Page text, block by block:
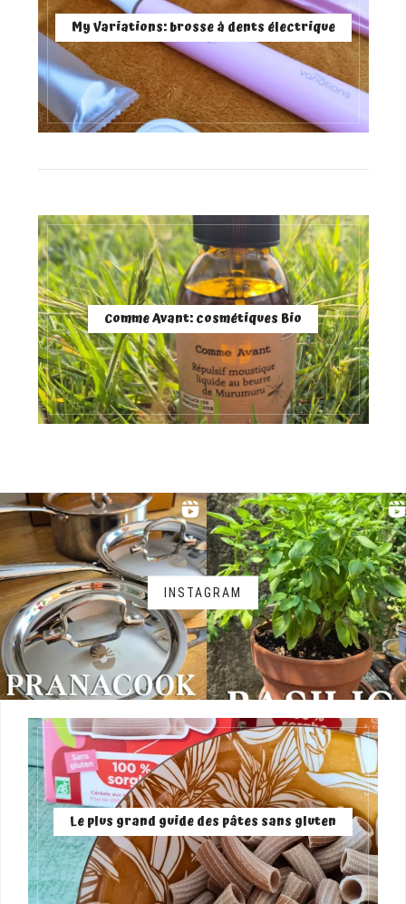
My Variations: brosse à dents électrique
Comme Avant: cosmétiques Bio
INSTAGRAM
Le plus grand guide des pâtes sans gluten